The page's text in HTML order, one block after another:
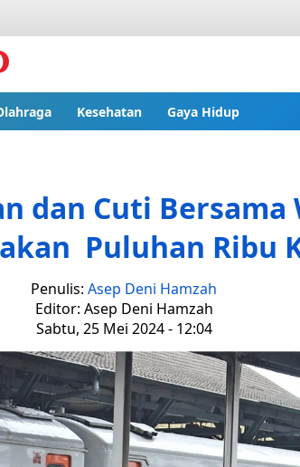
Kesehatan Gaya Hidup
dan Cuti Bersama
Puluhan Ribu
Penulis: Asep Deni Hamzah
Editor: Asep Deni Hamzah
Sabtu, 25 Mei 2024 - 12:04